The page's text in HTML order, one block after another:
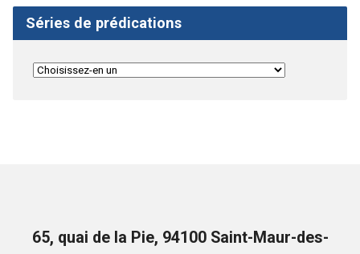
Séries de prédications
65, quai de la Pie, 94100 Saint-Maur-des-